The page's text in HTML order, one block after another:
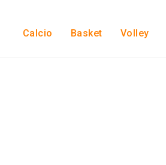
Calcio Basket Volley